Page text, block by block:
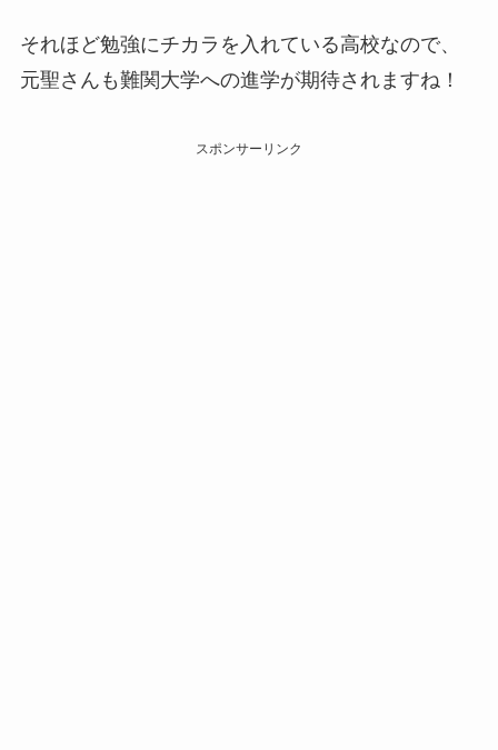
それほど勉強にチカラを入れている高校なので、
元聖さんも難関大学への進学が期待されますね！
スポンサーリンク